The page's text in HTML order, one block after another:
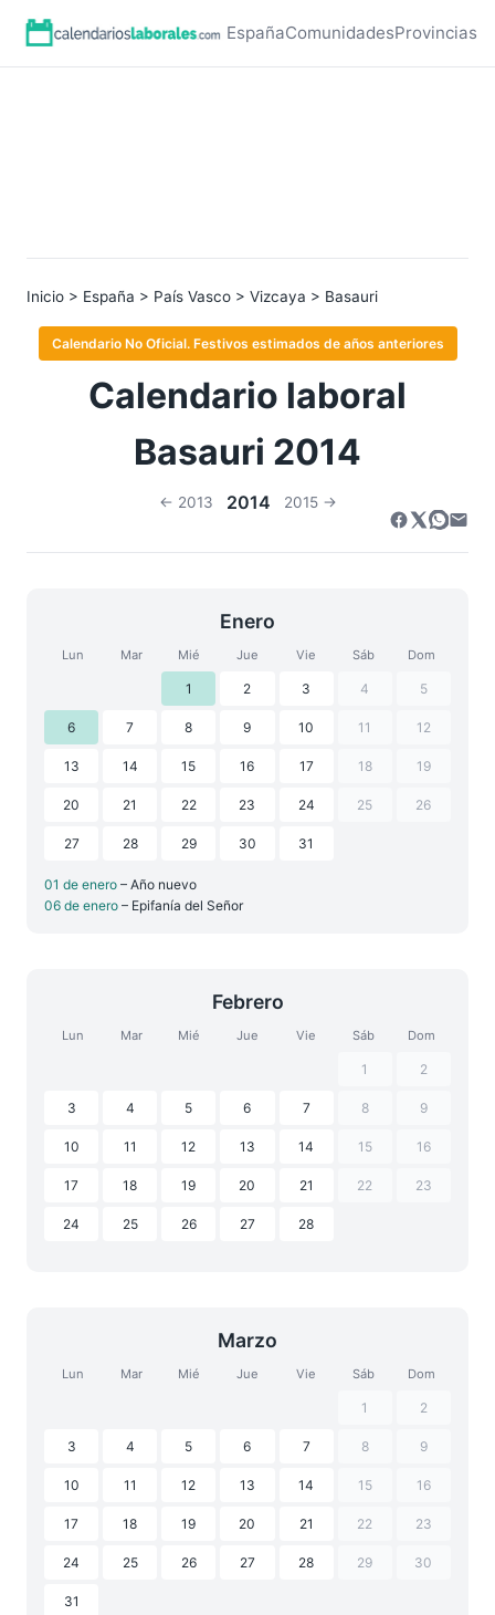
EspañaComunidadesProvincias
Inicio > España > País Vasco > Vizcaya > Basauri
Calendario No Oficial. Festivos estimados de años anteriores
Calendario laboral
Basauri 2014
← 2013 2014 2015 →
Enero
Lun Mar Mié Jue Vie Sáb Dom
1 2 3 4 5
6 7 8 9 10 11 12
13 14 15 16 17 18 19
20 21 22 23 24 25 26
27 28 29 30 31
01 de enero – Año nuevo
06 de enero – Epifanía del Señor
Febrero
Lun Mar Mié Jue Vie Sáb Dom
1 2
3 4 5 6 7 8 9
10 11 12 13 14 15 16
17 18 19 20 21 22 23
24 25 26 27 28
Marzo
Lun Mar Mié Jue Vie Sáb Dom
1 2
3 4 5 6 7 8 9
10 11 12 13 14 15 16
17 18 19 20 21 22 23
24 25 26 27 28 29 30
31